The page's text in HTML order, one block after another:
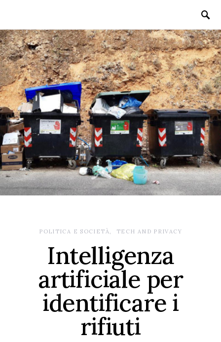
POLITICA E SOCIETÀ TECH AND PRIVACY
Intelligenza
artificiale per
identificare i
rifiuti